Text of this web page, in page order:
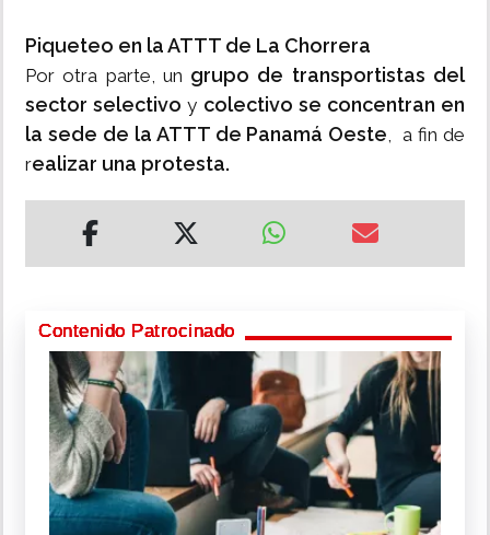
Piqueteo en la ATTT de La Chorrera
Por otra parte, un grupo de transportistas del
sector selectivo y colectivo se concentran en
la sede de la ATTT de Panamá Oeste, a fin de
realizar una protesta.
Contenido Patrocinado